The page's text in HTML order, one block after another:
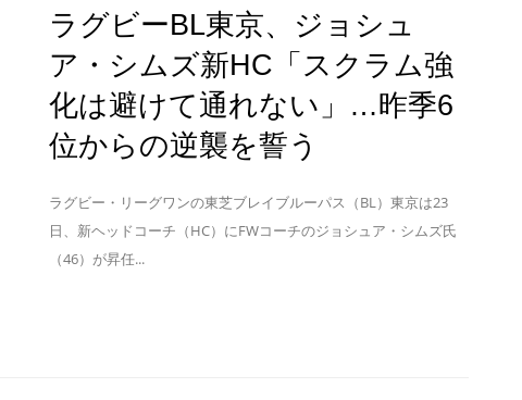
ラグビーBL東京、ジョシュ
ア・シムズ新HC「スクラム強
化は避けて通れない」…昨季6
位からの逆襲を誓う
ラグビー・リーグワンの東芝ブレイブルーパス（BL）東京は23
日、新ヘッドコーチ（HC）にFWコーチのジョシュア・シムズ氏
（46）が昇任...